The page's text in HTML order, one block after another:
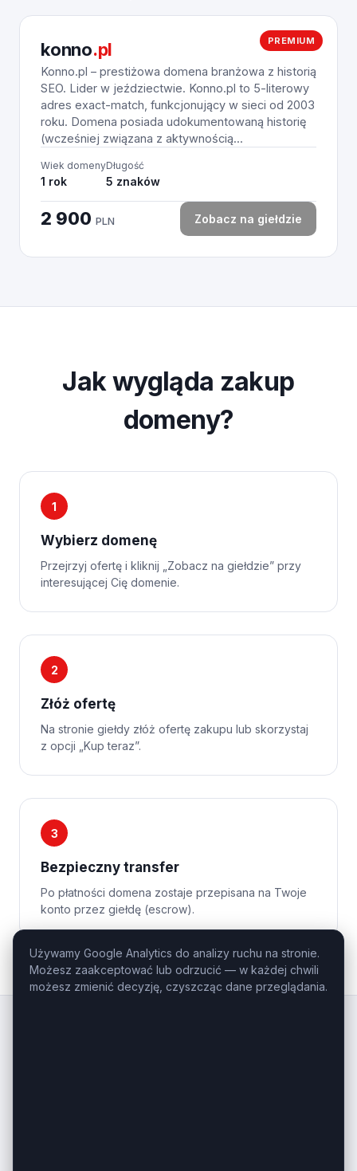
PREMIUM
konno.pl
Konno.pl – prestiżowa domena branżowa z historią
SEO. Lider w jeździectwie. Konno.pl to 5-literowy
adres exact-match, funkcjonujący w sieci od 2003
roku. Domena posiada udokumentowaną historię
(wcześniej związana z aktywnością...
Wiek domeny
1 rok
Długość
5 znaków
2 900 PLN Zobacz na giełdzie
Jak wygląda zakup
domeny?
1
Wybierz domenę
Przejrzyj ofertę i kliknij „Zobacz na giełdzie” przy
interesującej Cię domenie.
2
Złóż ofertę
Na stronie giełdy złóż ofertę zakupu lub skorzystaj
z opcji „Kup teraz”.
3
Bezpieczny transfer
Po płatności domena zostaje przepisana na Twoje
konto przez giełdę (escrow).
Używamy Google Analytics do analizy ruchu na stronie.
Możesz zaakceptować lub odrzucić — w każdej chwili
możesz zmienić decyzję, czyszcząc dane przeglądania.